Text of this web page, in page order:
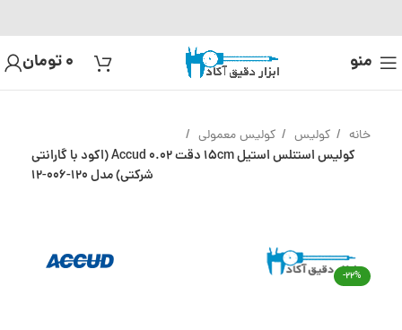
منو 0تومان
خانه کولیس کولیس معمولی
کولیس استنلس استیل 15cm دقت 0.02 Accud (اکود با گارانتی
شرکتی) مدل 120-006-12
-22%